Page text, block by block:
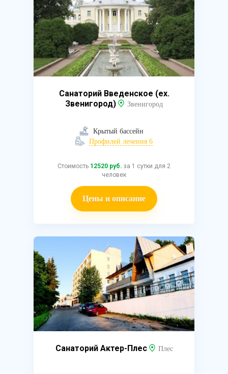
Санаторий Введенское (ex.
Звенигород)
Звенигород
Крытый бассейн
Профилей лечения 6
Стоимость 12520 руб. за 1 сутки для 2
человек
Цены и описание
Санаторий Актер-Плес Плес